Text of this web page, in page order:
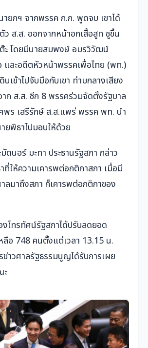
ยกฯ จากพรรค ก.ก. พูดจบ เขาได้
ว ส.ส. ออกจากหน้าอกเสื้อสูท ชูขึ้น
ะ โดยมีนายสมพงษ์ อมรวิวัฒน์
และอดีตหัวหน้าพรรคเพื่อไทย (พท.)
นเข้าไปจับมือกับเขา ท่ามกลางเสียง
ก ส.ส. ซีก 8 พรรคร่วมจัดตั้งรัฐบาล
พร เสรีรักษ์ ส.ส.แพร่ พรรค พท. นำ
ยพิธาไปมอบให้ด้วย
ดนอร์ มะทา ประธานรัฐสภา กล่าว
ให้ความเคารพต่อกติกาสภา เมื่อมี
ลมาถึงสภา ก็เคารพต่อกติกาของ
โทรทัศน์รัฐสภาได้ปรับลดยอด
ลือ 748 คนตั้งแต่เวลา 13.15 น.
ข่าวศาลรัฐธรรมนูญได้รับการเผย
ะ